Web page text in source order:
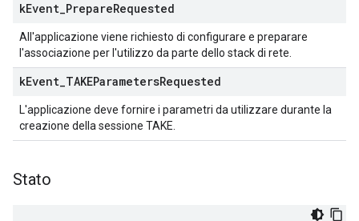
kEvent PrepareRequested
All'applicazione viene richiesto di configurare e preparare
l'associazione per l'utilizzo da parte dello stack di rete.
kEvent TAKEParametersRequested
L'applicazione deve fornire i parametri da utilizzare durante la
creazione della sessione TAKE.
Stato